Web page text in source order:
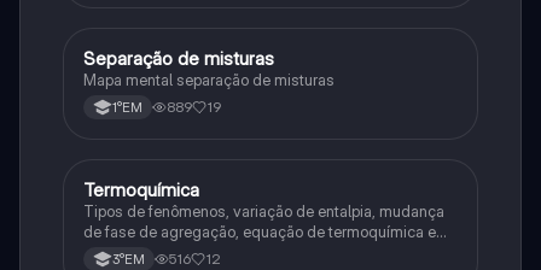
Química
Separação de misturas
Mapa mental separação de misturas
1°EM 889 19
Química
Termoquímica
Tipos de fenômenos, variação de entalpia, mudança
de fase de agregação, equação de termoquímica e
entalpia de formação
3°EM 516 12